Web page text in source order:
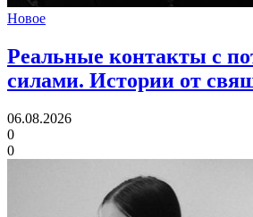
Новое
Реальные контакты с
силами. Истории от
06.08.2026
0
0